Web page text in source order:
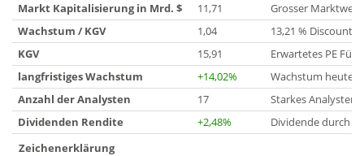
Markt Kapitalisierung in Mrd. $
11,71
Grosser Marktwert
Wachstum / KGV
1,04
13,21 % Discount
KGV
15,91
Erwartetes PE Für
langfristiges Wachstum
+14,02%
Wachstum heute
Anzahl der Analysten
17
Starkes
Dividenden Rendite
+2,48%
Dividende durch
Zeichenerklärung